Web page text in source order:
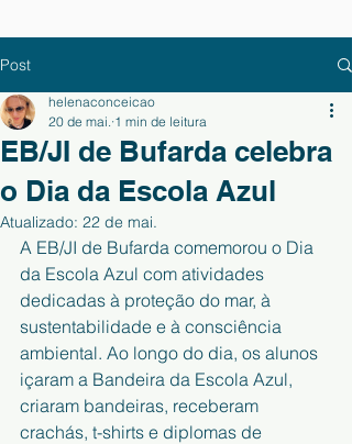
Post
EB/JI de Bufarda celebra
o Dia da Escola Azul
helenaconceicao
20 de mai. 1 min de leitura
Atualizado: 22 de mai.
A EB/JI de Bufarda comemorou o Dia
da Escola Azul com atividades
dedicadas à proteção do mar, à
sustentabilidade e à consciência
ambiental. Ao longo do dia, os alunos
içaram a Bandeira da Escola Azul,
criaram bandeiras, receberam
crachás, t-shirts e diplomas de